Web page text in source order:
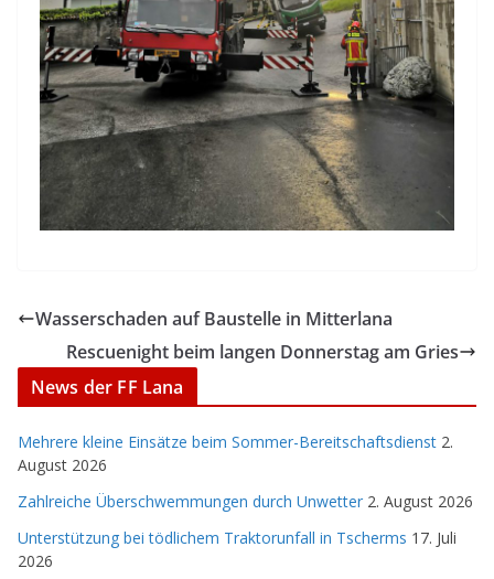
Wasserschaden auf Baustelle in Mitterlana
Rescuenight beim langen Donnerstag am Gries
News der FF Lana
Mehrere kleine Einsätze beim Sommer-Bereitschaftsdienst 2.
August 2026
Zahlreiche Überschwemmungen durch Unwetter 2. August 2026
Unterstützung bei tödlichem Traktorunfall in Tscherms 17. Juli
2026